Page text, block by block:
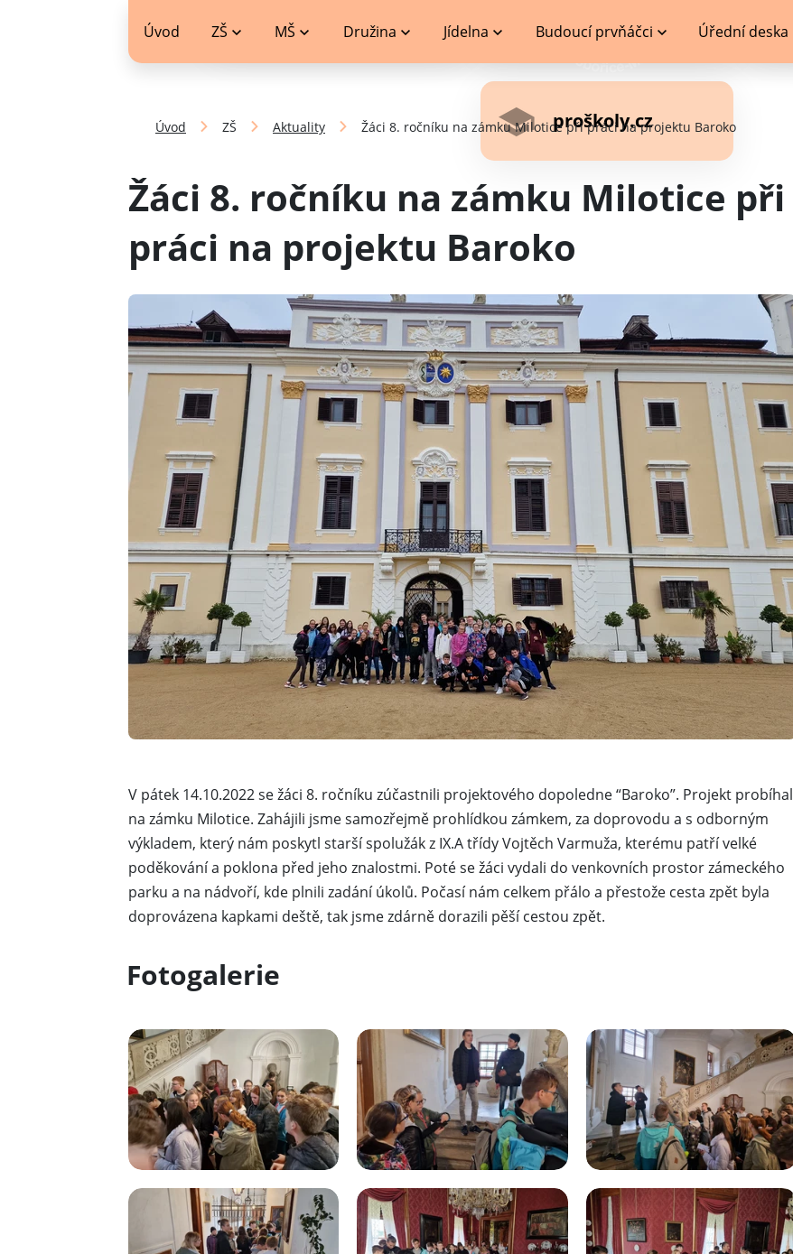
Úvod ZŠ MŠ Družina Jídelna Budoucí prvňáčci Úřední deska
proškoly.cz
Úvod ZŠ Aktuality Žáci 8. ročníku na zámku Milotice při práci na projektu Baroko
Žáci 8. ročníku na zámku Milotice při
práci na projektu Baroko
V pátek 14.10.2022 se žáci 8. ročníku zúčastnili projektového dopoledne “Baroko”. Projekt probíhal
na zámku Milotice. Zahájili jsme samozřejmě prohlídkou zámkem, za doprovodu a s odborným
výkladem, který nám poskytl starší spolužák z IX.A třídy Vojtěch Varmuža, kterému patří velké
poděkování a poklona před jeho znalostmi. Poté se žáci vydali do venkovních prostor zámeckého
parku a na nádvoří, kde plnili zadání úkolů. Počasí nám celkem přálo a přestože cesta zpět byla
doprovázena kapkami deště, tak jsme zdárně dorazili pěší cestou zpět.
Fotogalerie